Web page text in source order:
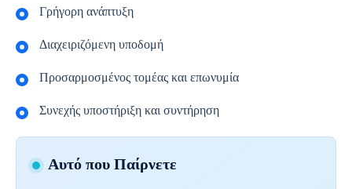
Γρήγορη ανάπτυξη
Διαχειριζόμενη υποδομή
Προσαρμοσμένος τομέας και επωνυμία
Συνεχής υποστήριξη και συντήρηση
Αυτό που Παίρνετε